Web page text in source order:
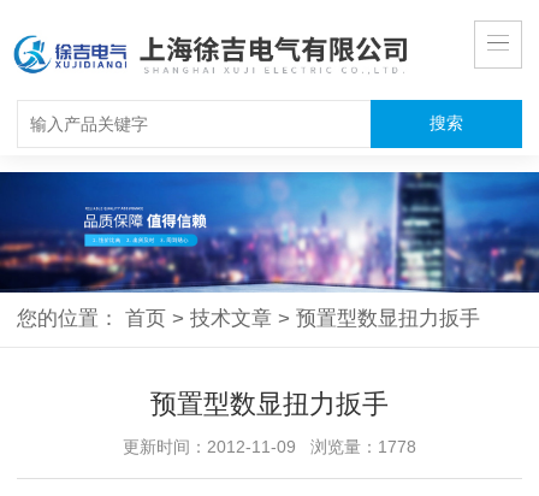
您的位置： 首页 > 技术文章 > 预置型数显扭力扳手
预置型数显扭力扳手
更新时间：2012-11-09 浏览量：1778